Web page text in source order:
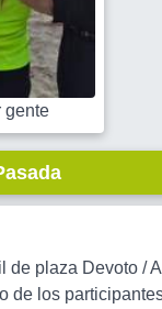
gente
plaza Devoto /
de los